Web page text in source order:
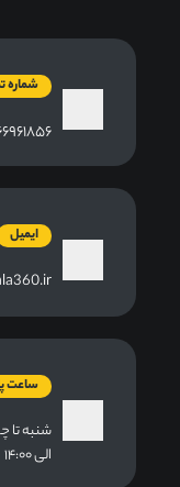
شماره
۰۲۱۶۶۹۶۱۸۵۶ |
ایمیل
ساعت
الی ۱۴:۰۰